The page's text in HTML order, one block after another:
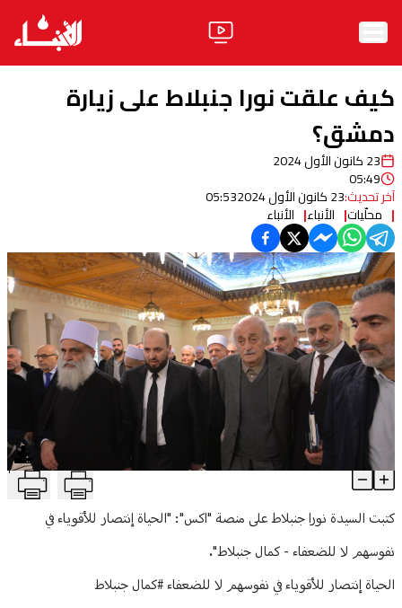
الأخبار
ثقافة ومجتمع
منوعات
آراء
فيديو
مواقف
وليد جنبلاطالحزب
ابحث
كيف علقت نورا جنبلاط على زيارة
دمشق؟
23 كانون الأول 2024
05:49
آخر تحديث:23 كانون الأول 2024 05:53
محلّيات الأنباء الأنباء
كيف علقت نورا جنبلاط على زيارة دمشق؟ T
Article Content
كتبت السيدة نورا جنبلاط على منصة "اكس": "الحياة إنتصار للأقوياء في
نفوسهم لا للضعفاء - كمال جنبلاط".
الحياة إنتصار للأقوياء في نفوسهم لا للضعفاء#كمال جنبلاط